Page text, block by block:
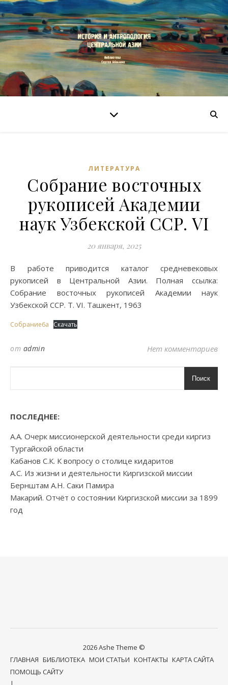
ЛИТЕРАТУРА
Собрание восточных
рукописей Академии
наук Узбекской ССР. VI
20 января, 2025
В работе приводится каталог средневековых
рукописей в Центральной Азии. Полная ссылка:
Собрание восточных рукописей Академии наук
Узбекской ССР. Т. VI. Ташкент, 1963
Собрание6а Скачать
от admin Нет комментариев
Поиск
ПОСЛЕДНЕЕ:
А.А. Очерк миссионерской деятельности среди киргиз
Тургайской области
Кабанов С.К. К вопросу о столице кидаритов
А.С. Из жизни и деятельности Киргизской миссии
Бернштам А.Н. Саки Памира
Макарий. Отчёт о состоянии Киргизской миссии за 1899
год
2026 Ashe Theme ©
ГЛАВНАЯ БИБЛИОТЕКА МОИ СТАТЬИ КОНТАКТЫ КАРТА САЙТА
ПОМОЩЬ САЙТУ